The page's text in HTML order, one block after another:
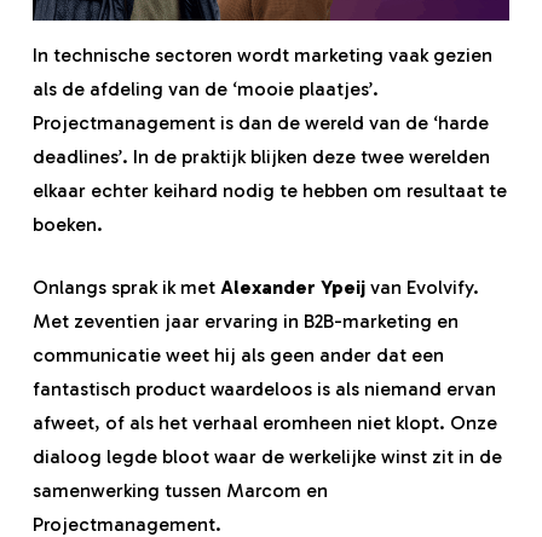
In technische sectoren wordt marketing vaak gezien
als de afdeling van de ‘mooie plaatjes’.
Projectmanagement is dan de wereld van de ‘harde
deadlines’. In de praktijk blijken deze twee werelden
elkaar echter keihard nodig te hebben om resultaat te
boeken.
Onlangs sprak ik met Alexander Ypeijvan Evolvify.
Met zeventien jaar ervaring in B2B-marketing en
communicatie weet hij als geen ander dat een
fantastisch product waardeloos is als niemand ervan
afweet, of als het verhaal eromheen niet klopt. Onze
dialoog legde bloot waar de werkelijke winst zit in de
samenwerking tussen Marcom en
Projectmanagement.